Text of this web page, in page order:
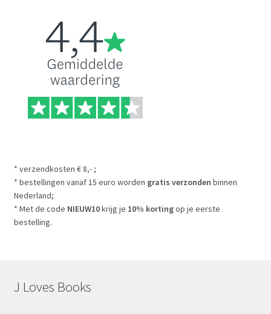
* verzendkosten € 8,- ;
* bestellingen vanaf 15 euro worden gratis verzonden binnen
Nederland;
* Met de code NIEUW10krijg je 10% kortingop je eerste
bestelling.
J Loves Books